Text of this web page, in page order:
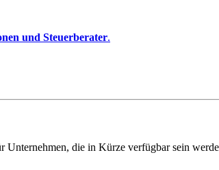
und Steuerberater.
Unternehmen, die in Kürze verfügbar sein